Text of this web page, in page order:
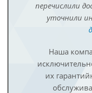
перечислили
уточнили
Наша
их